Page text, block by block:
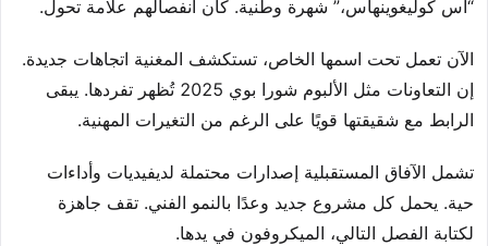
“آس كوليغوينهاس،” شهرة وطنية. كان انفصالهم علامة تحول.
الآن تعمل تحت اسمها الخاص، تستكشف المغنية اتجاهات جديدة.
إن التعاونات مثل الألبوم شورا بوي 2025 تُظهر تفردها. يبقى
الرابط مع شقيقتها قويًا على الرغم من التغيرات المهنية.
تشمل الآفاق المستقبلية إصدارات محتملة لديفيديات وأداءات
حية. يحمل كل مشروع جديد وعدًا بالنمو الفني. تقف جاهزة
لكتابة الفصل التالي، الميكروفون في يدها.